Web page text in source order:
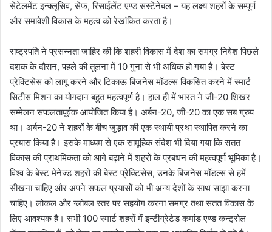
सेटेलमेंट इन्क्लूसिव, सेफ, रिसाईलेंट एण्ड सस्टेनेबल – यह लक्ष्य शहरों के सम्पूर्ण
और समावेशी विकास के महत्व को रेखांकित करता है।
राष्ट्रपति ने प्रसन्नता जाहिर की कि शहरी विकास में देश का समग्र निवेश पिछले
दशक के दौरान, पहले की तुलना में 10 गुना से भी अधिक हो गया है। बेस्ट
प्रेक्टिसेस को लागू करने और टिकाऊ बिजनेस मॉडल्स विकसित करने में स्मार्ट
सिटीस मिशन का योगदान बहुत महत्वपूर्ण है। हाल ही में भारत ने जी-20 शिखर
सम्मेलन सफलतापूर्वक आयोजित किया है। अर्बन-20, जी-20 का एक सब ग्रुप
था। अर्बन-20 ने शहरों के बीच जुड़ाव की एक स्थायी प्रथा स्थापित करने का
प्रयास किया है। इसके माध्यम से एक सामूहिक संदेश भी दिया गया कि सतत
विकास की प्राथमिकता को आगे बढ़ाने में शहरों के प्रबंधन की महत्वपूर्ण भूमिका है।
विश्व के बेस्ट मेनेज्ड शहरों की बेस्ट प्रेक्टिसेस, उनके बिजनेस मॉडल्स से हमें
सीखना चाहिए और अपने सफल प्रयासों को भी अन्य देशों के साथ साझा करना
चाहिए। लोकल और ग्लोबल स्तर पर सहयोग करना समग्र तथा सतत विकास के
लिए आवश्यक है। सभी 100 स्मार्ट शहरों में इन्टीग्रेटेड कमांड एण्ड कन्ट्रोल